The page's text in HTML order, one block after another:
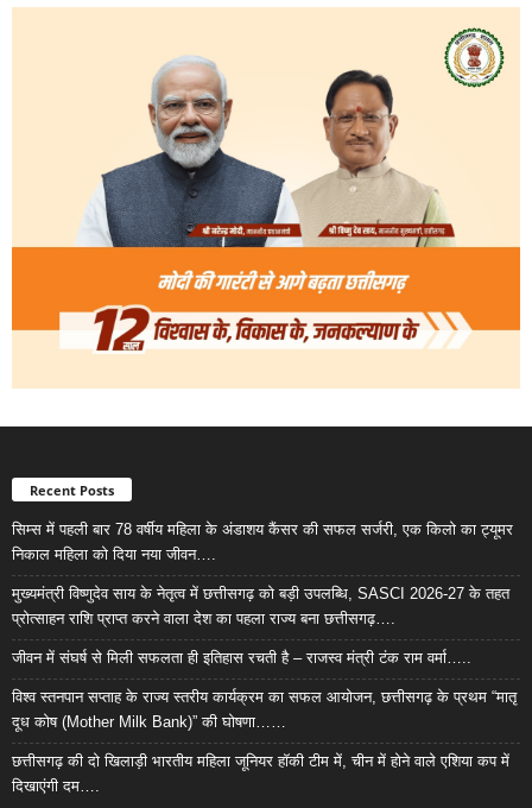
Recent Posts
सिम्स में पहली बार 78 वर्षीय महिला के अंडाशय कैंसर की सफल सर्जरी, एक किलो का ट्यूमर
निकाल महिला को दिया नया जीवन….
मुख्यमंत्री विष्णुदेव साय के नेतृत्व में छत्तीसगढ़ को बड़ी उपलब्धि, SASCI 2026-27 के तहत
प्रोत्साहन राशि प्राप्त करने वाला देश का पहला राज्य बना छत्तीसगढ़….
जीवन में संघर्ष से मिली सफलता ही इतिहास रचती है – राजस्व मंत्री टंक राम वर्मा…..
विश्व स्तनपान सप्ताह के राज्य स्तरीय कार्यक्रम का सफल आयोजन, छत्तीसगढ़ के प्रथम “मातृ
दूध कोष (Mother Milk Bank)” की घोषणा……
छत्तीसगढ़ की दो खिलाड़ी भारतीय महिला जूनियर हॉकी टीम में, चीन में होने वाले एशिया कप में
दिखाएंगी दम….